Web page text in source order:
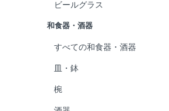
ビールグラス
和食器・酒器
すべての和食器・酒器
皿・鉢
椀